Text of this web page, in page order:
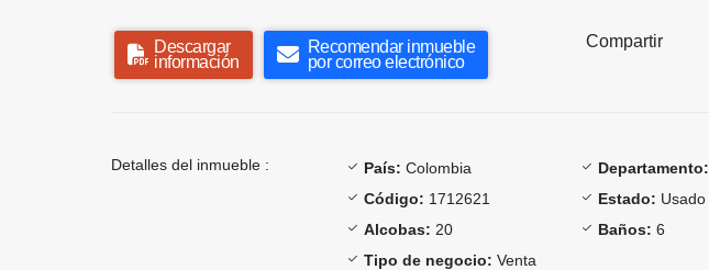
Descargar
información
Recomendar inmueble
por correo electrónico
Compartir
Detalles del inmueble : País: Colombia Departamento:
Código: 1712621 Estado: Usado
Alcobas: 20 Baños: 6
Tipo de negocio: Venta